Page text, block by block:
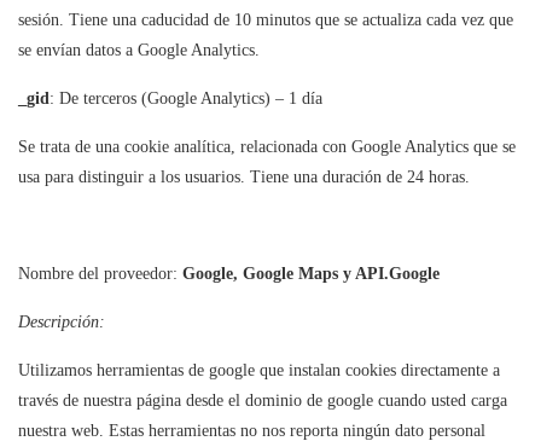
sesión. Tiene una caducidad de 10 minutos que se actualiza cada vez que
se envían datos a Google Analytics.
_gid: De terceros (Google Analytics) – 1 día
Se trata de una cookie analítica, relacionada con Google Analytics que se
usa para distinguir a los usuarios. Tiene una duración de 24 horas.
Nombre del proveedor: Google, Google Maps y API.Google
Descripción:
Utilizamos herramientas de google que instalan cookies directamente a
través de nuestra página desde el dominio de google cuando usted carga
nuestra web. Estas herramientas no nos reporta ningún dato personal